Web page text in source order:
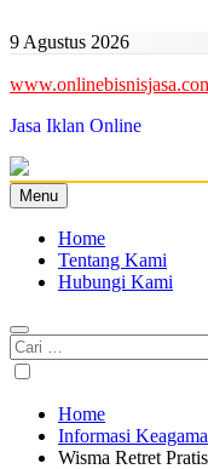
to
9 Agustus 2026
Jasa Iklan Online
Menu
Home
Tentang Kami
Hubungi Kami
Cari
untuk:
Home
Informasi
Wisma Retret